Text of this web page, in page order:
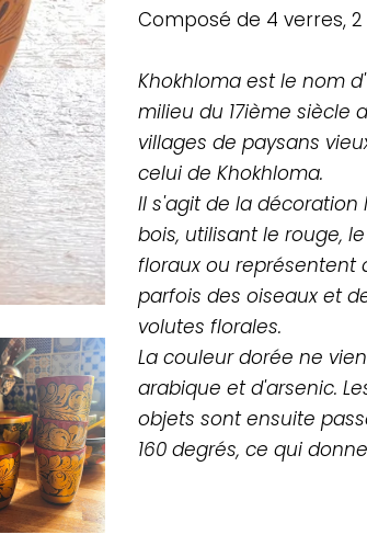
Composé de 4 verres,
Khokhloma est le nom
milieu du 17ième siècle
villages de paysans
celui de Khokhloma.
Il s'agit de la
bois, utilisant le rouge,
floraux ou représentent
parfois des oiseaux et
volutes florales.
La couleur dorée ne
arabique et d'arsenic.
objets sont ensuite
160 degrés, ce qui